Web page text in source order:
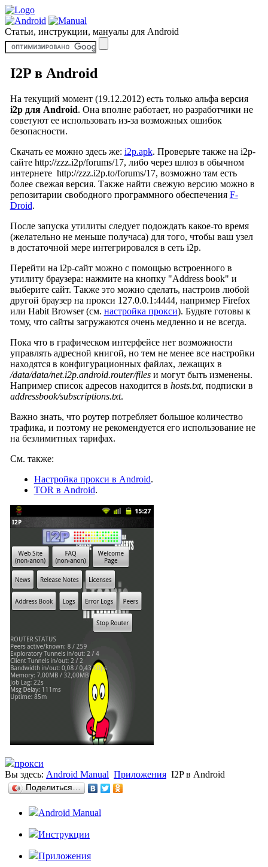
Статьи, инструкции, мануалы для Android
I2P в Android
На текущий момент (19.12.2012) есть только альфа версия
i2p для Android. Она вполне работает, но разработчики не
советуют ее использовать из-за возможных ошибок
безопасности.
Скачать ее можно здесь же: i2p.apk. Проверьте также на i2p-
сайте http://zzz.i2p/forums/17, либо через шлюз в обычном
интернете http://zzz.i2p.to/forums/17, возможно там есть
более свежая версия. Также найти свежую версию можно в
репозитарии свободного программного обеспечения F-
Droid.
После запуска утилиты следует подождать какое-то время
(желательно не меньше получаса) для того, чтобы ваш узел
в достаточной мере интегрировался в сеть i2p.
Перейти на i2p-сайт можно с помощью встроенного в
утилиту браузера: нажмите на кнопку "Address book" и
выберите сайт. Также это можно сделать, настроив любой
другой браузер на прокси 127.0.0.1:4444, например Firefox
или Habit Browser (см. настройка прокси). Будьте готовы к
тому, что сайты загружаются очень медленно и не всегда.
Пока что в графическом интерфейсе нет возможности
управлять адресной книгой, но тем не менее все настройки
находятся в конфигурационных файлах, лежащих в
/data/data/net.i2p.android.router/filesи могут быть изменены.
Например список адресов находится в hosts.txt, подписки в
addressbook/subscriptions.txt.
Важно знать, что роутер потребляет большое количество
трафика, и поэтому не рекомендуется его использование не
на безлимитных тарифах.
См. также:
Настройка прокси в Android.
TOR в Android.
прокси
Вы здесь: Android Manual Приложения I2P в Android
Поделиться…
Android Manual
Инструкции
Приложения